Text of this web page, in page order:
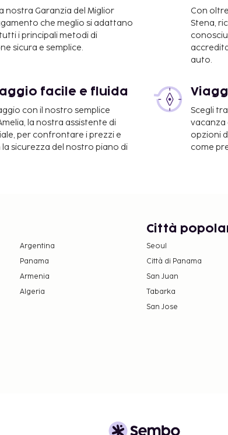
km
km
a disposizione una
nostra Garanzia del Miglior
che meglio si adattano
i principali metodi di
sicura e semplice.
Con
Stena,
auto.
facile e fluida
con il nostro semplice
la nostra assistente di
per confrontare i prezzi e
sicurezza del nostro piano di
Scegli
vacanza
opzioni
come
Argentina
Panama
Armenia
Algeria
Città
Seoul
Città di Panama
San Juan
Tabarka
San Jose